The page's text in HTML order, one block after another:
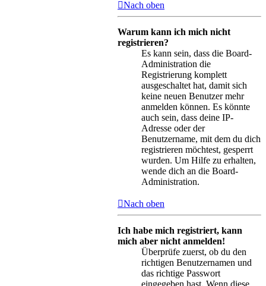
Nach oben
Warum kann ich mich nicht
registrieren?
Es kann sein, dass die Board-
Administration die
Registrierung komplett
ausgeschaltet hat, damit sich
keine neuen Benutzer mehr
anmelden können. Es könnte
auch sein, dass deine IP-
Adresse oder der
Benutzername, mit dem du dich
registrieren möchtest, gesperrt
wurden. Um Hilfe zu erhalten,
wende dich an die Board-
Administration.
Nach oben
Ich habe mich registriert, kann
mich aber nicht anmelden!
Überprüfe zuerst, ob du den
richtigen Benutzernamen und
das richtige Passwort
eingegeben hast. Wenn diese